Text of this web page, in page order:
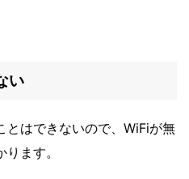
い
とはできないので、WiFiが無
ます。